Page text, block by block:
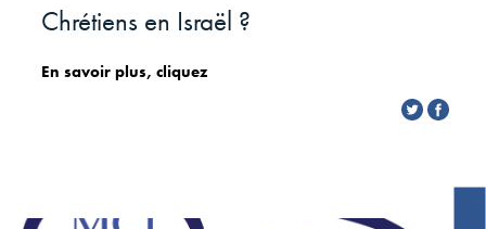
Chrétiens en Israël ?
En savoir plus, cliquez